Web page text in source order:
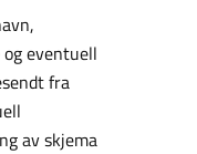
eventuell
fra
av skjema